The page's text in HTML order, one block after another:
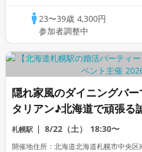
23〜39歳 4,300円
参加者調整中
隠れ家風のダイニングバ
タリアン♪北海道で頑張る
会うディナー婚活【JA主催】
札幌駅 8/22（土） 18:30〜